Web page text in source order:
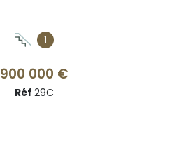
1
900 000 €
Réf 29C